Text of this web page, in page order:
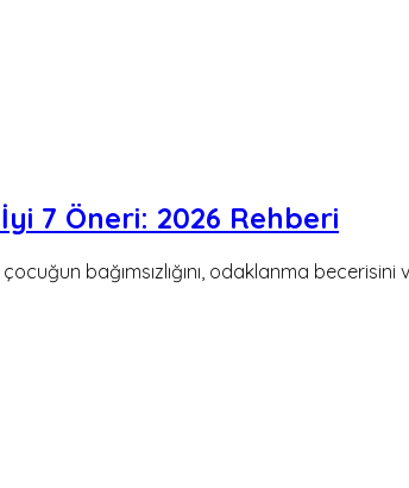
7 Öneri: 2026 Rehberi
çocuğun bağımsızlığını, odaklanma